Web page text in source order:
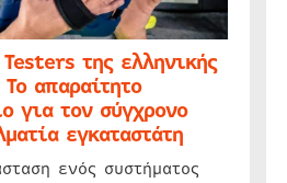
Testers της ελληνικής
απαραίτητο
για τον σύγχρονο
εγκαταστάτη
ενός συστήματος